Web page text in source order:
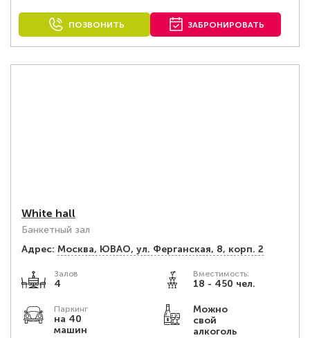
ПОЗВОНИТЬ ЗАБРОНИРОВАТЬ
White hall
Банкетный зал
Адрес: Москва, ЮВАО, ул. Ферганская, 8, корп. 2
Залов
4
Вместимость:
18 - 450 чел.
Паркинг
на 40
машин
Можно
свой
алкоголь